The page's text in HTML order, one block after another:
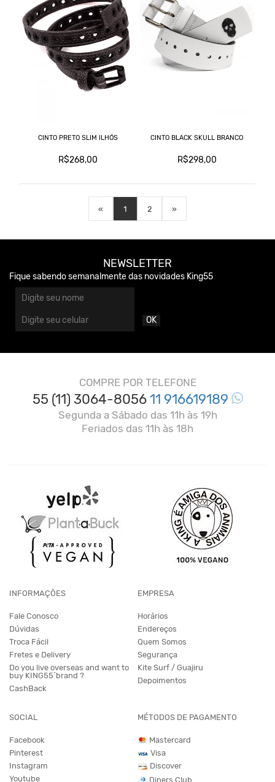
CINTO PRETO SLIM ILHÓS
R$268,00
CINTO BLACK SKULL BRANCO
R$298,00
« 1 2 »
NEWSLETTER
Fique sabendo semanalmente das novidades King55
OK
COMPRE POR TELEFONE
55 (11) 3064-805611 916619189
Segunda a Sábado das 11h às 19h
Feriados das 11h às 18h
INFORMAÇÕES
Fale Conosco
Dúvidas
Troca Fácil
Fretes e Delivery
Do you live overseas and want to
buy KING55´brand ?
CashBack
EMPRESA
Horários
Endereços
Quem Somos
Segurança
Kite Surf / Guajiru
Depoimentos
SOCIAL
Facebook
Pinterest
Instagram
Youtube
MÉTODOS DE PAGAMENTO
Mastercard
Visa
Discover
Diners Club